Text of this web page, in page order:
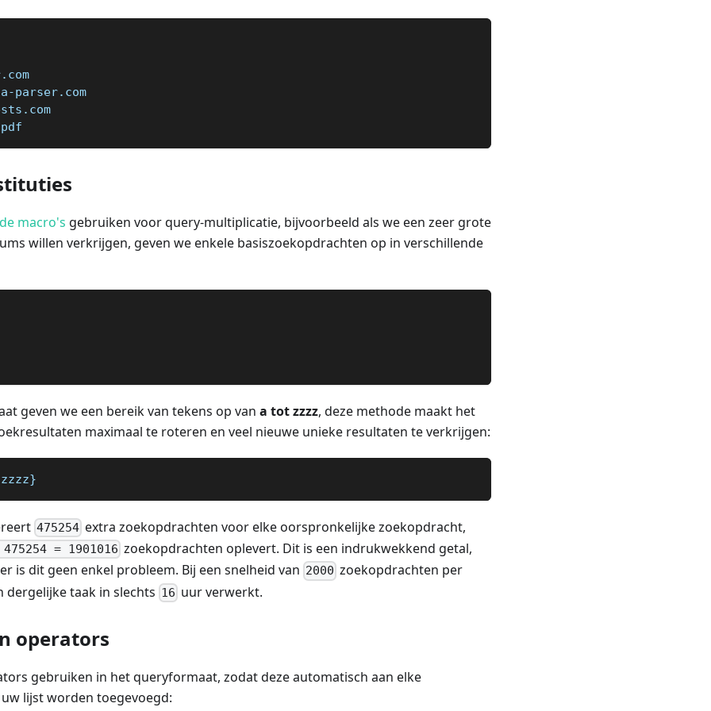
parser.com
macro's gebruiken voor query-multiplicatie, bijvoorbeeld als we een zeer grote
willen verkrijgen, geven we enkele basiszoekopdrachten op in verschillende
geven we een bereik van tekens op van a tot zzzz, deze methode maakt het
maximaal te roteren en veel nieuwe unieke resultaten te verkrijgen:
475254 extra zoekopdrachten voor elke oorspronkelijke zoekopdracht,
= 1901016 zoekopdrachten oplevert. Dit is een indrukwekkend getal,
is dit geen enkel probleem. Bij een snelheid van 2000 zoekopdrachten per
taak in slechts 16 uur verwerkt.
operators
gebruiken in het queryformaat, zodat deze automatisch aan elke
lijst worden toegevoegd: